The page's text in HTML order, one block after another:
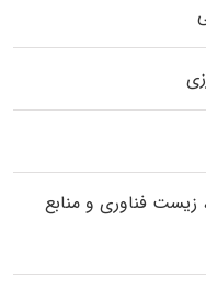
فناوری و منابع